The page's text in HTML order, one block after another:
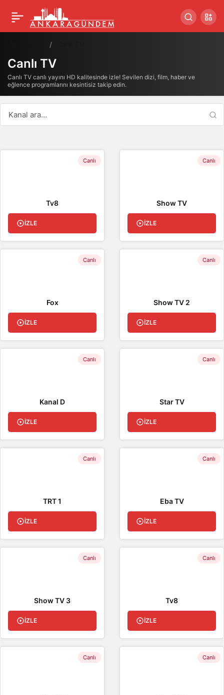
Canlı TV
Canlı TV canlı yayını HD kalitesinde izle! Sevilen dizi, film, haber ve
eğlence programlarını kesintisiz takip edin.
Canlı
Tv8
İZLE
Canlı
Show TV
İZLE
Canlı
Fox
İZLE
Canlı
Show TV 2
İZLE
Canlı
Kanal D
İZLE
Canlı
Star TV
İZLE
Canlı
TRT 1
İZLE
Canlı
Eba TV
İZLE
Canlı
Show TV 3
İZLE
Canlı
Tv8
İZLE
Canlı Canlı